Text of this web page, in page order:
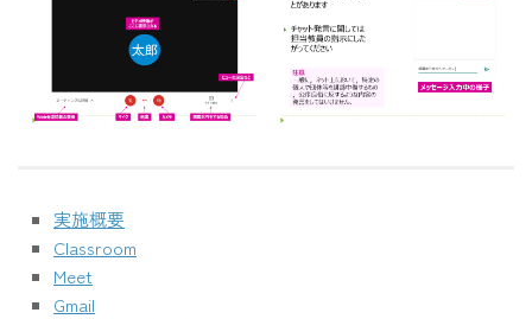
実施概要
Classroom
Meet
Gmail